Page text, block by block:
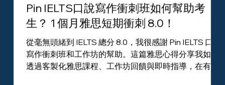
Pin IELTS口說寫作衝刺班如何幫助考
生？ 1 個月雅思短期衝刺 8.0！
從毫無頭緒到 IELTS 總分 8.0，我很感謝 Pin IELTS 口說
寫作衝刺班和工作坊的幫助。這篇雅思心得分享我如何
透過客製化雅思課程、工作坊回饋與即時指導，在有限